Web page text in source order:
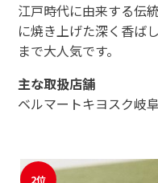
江戸時代に由来する伝
に焼き上げた深く香ば
まで大人気です。
主な取扱店舗
ベルマートキヨスク岐
2位